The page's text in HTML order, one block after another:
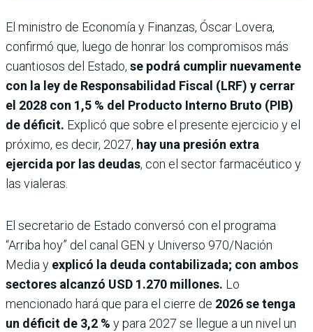
El ministro de Economía y Finanzas, Óscar Lovera,
confirmó que, luego de honrar los compromisos más
cuantiosos del Estado, se podrá cumplir nuevamente
con la ley de Responsabilidad Fiscal (LRF) y cerrar
el 2028 con 1,5 % del Producto Interno Bruto (PIB)
de déficit. Explicó que sobre el presente ejercicio y el
próximo, es decir, 2027, hay una presión extra
ejercida por las deudas, con el sector farmacéutico y
las vialeras.
El secretario de Estado conversó con el programa
“Arriba hoy” del canal GEN y Universo 970/Nación
Media y explicó la deuda contabilizada; con ambos
sectores alcanzó USD 1.270 millones. Lo
mencionado hará que para el cierre de 2026 se tenga
un déficit de 3,2 % y para 2027 se llegue a un nivel un